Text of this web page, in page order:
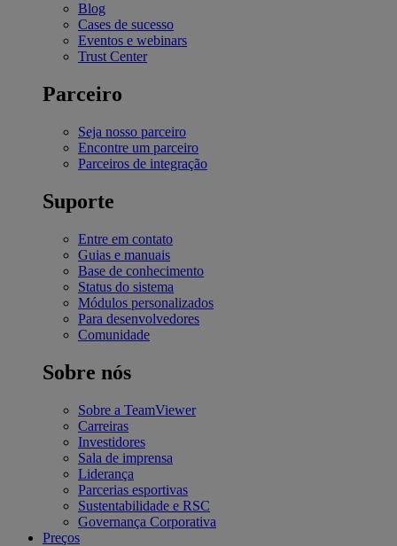
Blog
Cases de sucesso
Eventos e webinars
Trust Center
Parceiro
Seja nosso parceiro
Encontre um parceiro
Parceiros de integração
Suporte
Entre em contato
Guias e manuais
Base de conhecimento
Status do sistema
Módulos personalizados
Para desenvolvedores
Comunidade
Sobre nós
Sobre a TeamViewer
Carreiras
Investidores
Sala de imprensa
Liderança
Parcerias esportivas
Sustentabilidade e RSC
Governança Corporativa
Preços